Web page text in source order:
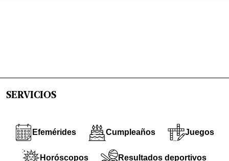
SERVICIOS
Efemérides Cumpleaños Juegos
Horóscopos Resultados deportivos